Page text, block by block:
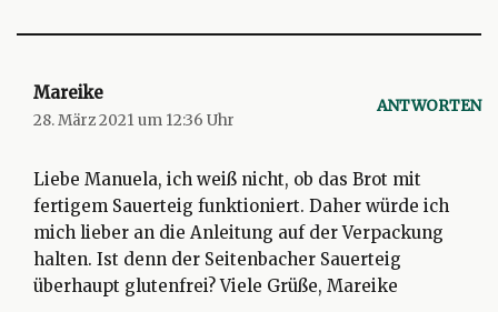
Mareike
28. März 2021 um 12:36 Uhr
ANTWORTEN
Liebe Manuela, ich weiß nicht, ob das Brot mit
fertigem Sauerteig funktioniert. Daher würde ich
mich lieber an die Anleitung auf der Verpackung
halten. Ist denn der Seitenbacher Sauerteig
überhaupt glutenfrei? Viele Grüße, Mareike